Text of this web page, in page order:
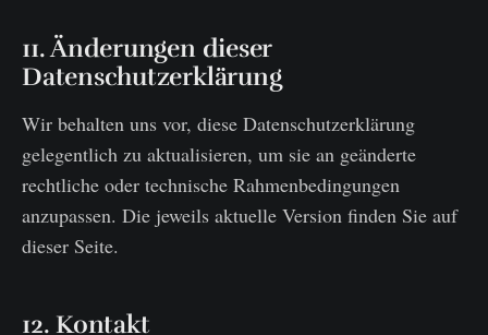
11. Änderungen dieser
Datenschutzerklärung
Wir behalten uns vor, diese Datenschutzerklärung
gelegentlich zu aktualisieren, um sie an geänderte
rechtliche oder technische Rahmenbedingungen
anzupassen. Die jeweils aktuelle Version finden Sie auf
dieser Seite.
12. Kontakt